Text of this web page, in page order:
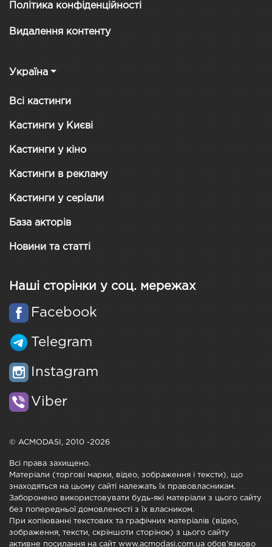
Політика конфіденційності
Видалення контенту
Україна
Всі кастинги
Кастинги у Києві
Кастинги у кіно
Кастинги в рекламу
Кастинги у серіали
База акторів
Новини та статті
Наші сторінки у соц. мережах
Facebook
Telegram
Instagram
Viber
© ACMODASI, 2010 -2026
Всі права захищено.
Матеріали (торгові марки, відео, зображення і тексти), що
знаходяться на цьому сайті належать їх правовласникам.
Заборонено використовувати будь-які матеріали з цього сайту
без попередньої домовленості з їх власником.
При копіюванні текстових та графічних матеріалів (відео,
зображення, тексти, скріншоти сторінок) з цього сайту
активне посилання на сайт www.acmodasi.com.ua обов'язково